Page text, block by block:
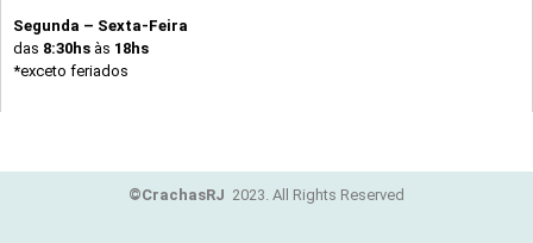
Segunda – Sexta-Feira
das 8:30hs às 18hs
*exceto feriados
©CrachasRJ 2023. All Rights Reserved